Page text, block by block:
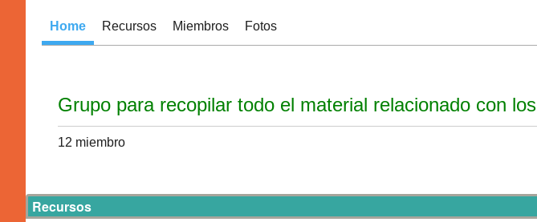
Home Recursos Miembros Fotos
Grupo para recopilar todo el material relacionado con los
12 miembro
Recursos